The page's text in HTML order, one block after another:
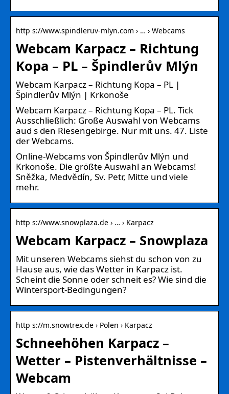
http s://www.spindleruv-mlyn.com › … › Webcams
Webcam Karpacz – Richtung
Kopa – PL – Špindlerův Mlýn
Webcam Karpacz – Richtung Kopa – PL |
Špindlerův Mlýn | Krkonoše
Webcam Karpacz – Richtung Kopa – PL. Tick
Ausschließlich: Große Auswahl von Webcams
aud s den Riesengebirge. Nur mit uns. 47. Liste
der Webcams.
Online-Webcams von Špindlerův Mlýn und
Krkonoše. Die größte Auswahl an Webcams!
Sněžka, Medvědín, Sv. Petr, Mitte und viele
mehr.
http s://www.snowplaza.de › … › Karpacz
Webcam Karpacz – Snowplaza
Mit unseren Webcams siehst du schon von zu
Hause aus, wie das Wetter in Karpacz ist.
Scheint die Sonne oder schneit es? Wie sind die
Wintersport-Bedingungen?
http s://m.snowtrex.de › Polen › Karpacz
Schneehöhen Karpacz –
Wetter – Pistenverhältnisse –
Webcam